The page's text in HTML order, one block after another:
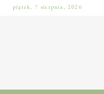
WŁOSY – PIELĘGNACJA I RUTYNA
piątek, 7 sierpnia, 2026